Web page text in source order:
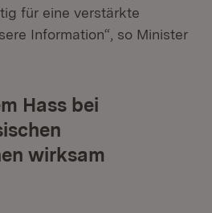
für eine verstärkte
Information“, so Minister
Hass bei
wirksam